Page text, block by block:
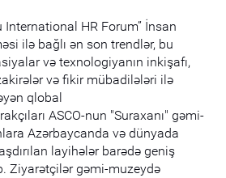
International HR Forum” İnsan
ilə bağlı ən son trendlər, bu
və texnologiyanın inkişafı,
və fikir mübadilələri ilə
qlobal
ASCO-nun "Suraxanı" gəmi-
Azərbaycanda və dünyada
layihələr barədə geniş
Ziyarətçilər gəmi-muzeydə